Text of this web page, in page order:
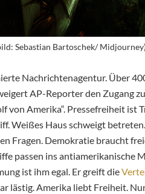
Sebastian Bartoschek/
Nachrichtenagentur. Über
AP-Reporter den Zugang
von Amerika“. Pressefreiheit ist
Weißes Haus schweigt
Fragen. Demokratie braucht
passen ins antiamerikanische
ist ihm egal. Er greift die
lästig. Amerika liebt Freiheit.